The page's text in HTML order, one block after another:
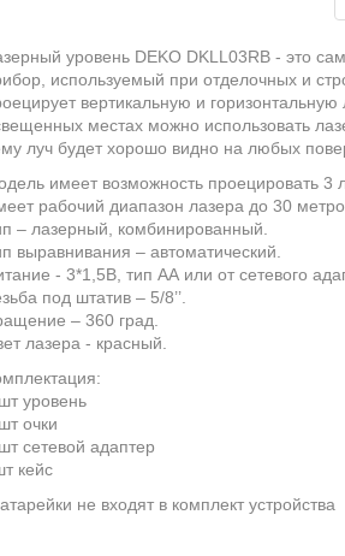
уровень DEKO DKLL03RB - это
используемый при отделочных и
вертикальную и
местах можно использовать
луч будет хорошо видно на любых
имеет возможность проецировать 3
рабочий диапазон лазера до 30
– лазерный, комбинированный.
выравнивания – автоматический.
- 3*1,5В, тип АА или от сетевого
под штатив – 5/8’’.
– 360 град.
лазера - красный.
уровень
очки
сетевой адаптер
кейс
не входят в комплект устройства